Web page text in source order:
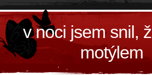
v noci jsem snil,
motýlem